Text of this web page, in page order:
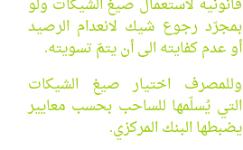
قانونية لاستعمال صيغ الشيكات ولو
بمجرّد رجوع شيك لانعدام الرصيد
أو عدم كفايته الى أن يتمّ تسويته.
وللمصرف اختيار صيغ الشيكات
التي يُسلّمها للساحب بحسب معايير
يضبطها البنك المركزي.